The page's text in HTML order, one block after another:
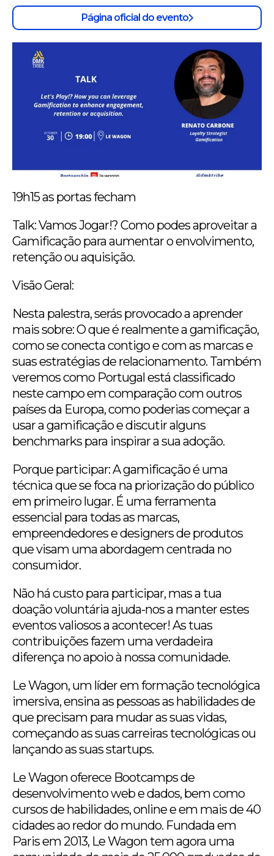
Página oficial do evento
19h15 as portas fecham
Talk: Vamos Jogar!? Como podes aproveitar a
Gamificação para aumentar o envolvimento,
retenção ou aquisição.
Visão Geral:
Nesta palestra, serás provocado a aprender
mais sobre: O que é realmente a gamificação,
como se conecta contigo e com as marcas e
suas estratégias de relacionamento. Também
veremos como Portugal está classificado
neste campo em comparação com outros
países da Europa, como poderias começar a
usar a gamificação e discutir alguns
benchmarks para inspirar a sua adoção.
Porque participar: A gamificação é uma
técnica que se foca na priorização do público
em primeiro lugar. É uma ferramenta
essencial para todas as marcas,
empreendedores e designers de produtos
que visam uma abordagem centrada no
consumidor.
Não há custo para participar, mas a tua
doação voluntária ajuda-nos a manter estes
eventos valiosos a acontecer! As tuas
contribuições fazem uma verdadeira
diferença no apoio à nossa comunidade.
Le Wagon, um líder em formação tecnológica
imersiva, ensina as pessoas as habilidades de
que precisam para mudar as suas vidas,
começando as suas carreiras tecnológicas ou
lançando as suas startups.
Le Wagon oferece Bootcamps de
desenvolvimento web e dados, bem como
cursos de habilidades, online e em mais de 40
cidades ao redor do mundo. Fundada em
Paris em 2013, Le Wagon tem agora uma